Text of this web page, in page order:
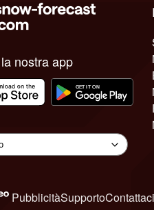
nostra app
PubblicitàSupportoContattaci